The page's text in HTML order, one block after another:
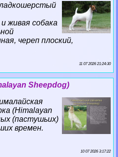
живая собака
череп плоский,
11 07 2026 21:24:30
Sheepdog)
(Himalayan
(пастушьих)
времен.
10 07 2026 3:17:22